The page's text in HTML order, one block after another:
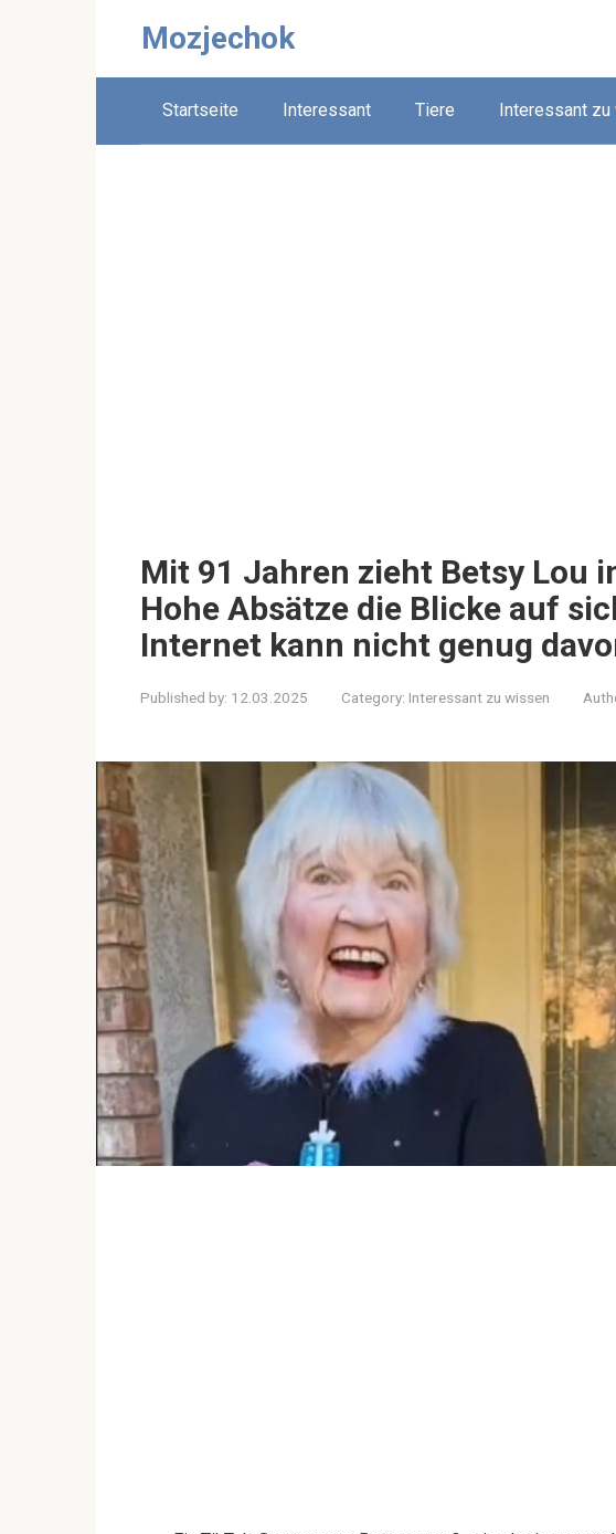
Mozjechok
Startseite Interessant Tiere Interessant zu
Mit 91 Jahren zieht Betsy Lou
Hohe Absätze die Blicke auf
Internet kann nicht genug
Published by: 12.03.2025 Category: Interessant zu wissen